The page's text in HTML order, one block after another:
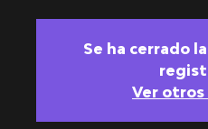
Se ha cerrado
Ver